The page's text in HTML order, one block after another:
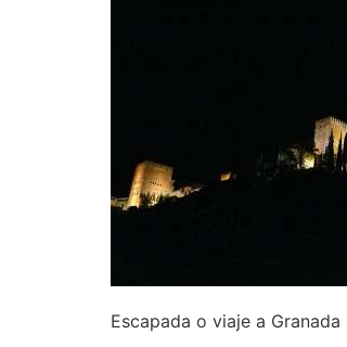
Escapada o viaje a Granada